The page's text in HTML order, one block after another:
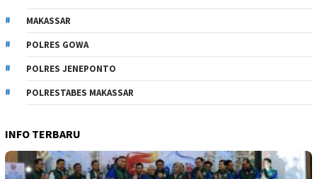
MAKASSAR
POLRES GOWA
POLRES JENEPONTO
POLRESTABES MAKASSAR
INFO TERBARU